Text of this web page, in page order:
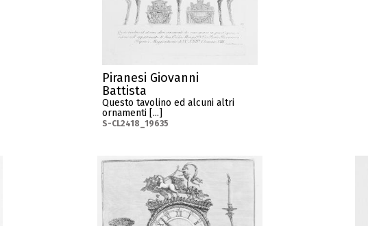
Piranesi Giovanni
Battista
Questo tavolino ed alcuni altri
ornamenti [...]
S-CL2418_19635